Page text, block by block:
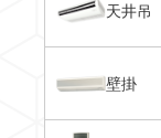
天井吊
壁掛